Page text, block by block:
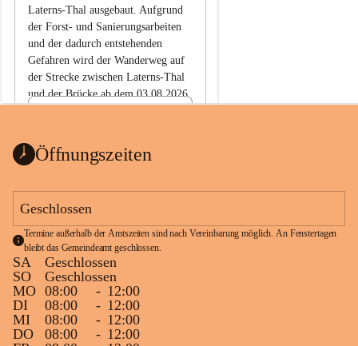
Laterns-Thal ausgebaut. Aufgrund
der Forst- und Sanierungsarbeiten
und der dadurch entstehenden
Gefahren wird der Wanderweg auf
der Strecke zwischen Laterns-Thal
und der Brücke ab dem 03.08.2026
ht
1 Seite•0,1 MB
Öffnungszeiten
Geschlossen
Termine außerhalb der Amtszeiten sind nach Vereinbarung möglich. An Fenstertagen
bleibt das Gemeindeamt geschlossen.
SA
Geschlossen
SO
Geschlossen
MO 08:00 - 12:00
DI
08:00 - 12:00
MI
08:00 - 12:00
DO
08:00 - 12:00